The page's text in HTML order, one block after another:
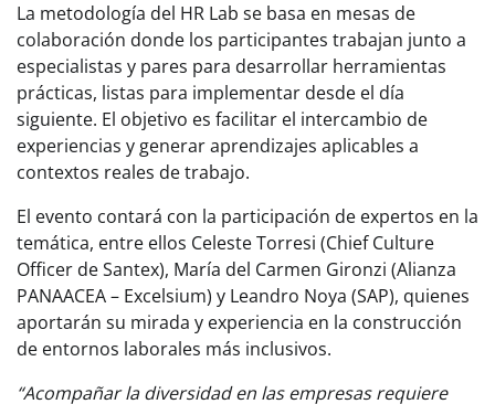
La metodología del HR Lab se basa en mesas de
colaboración donde los participantes trabajan junto a
especialistas y pares para desarrollar herramientas
prácticas, listas para implementar desde el día
siguiente. El objetivo es facilitar el intercambio de
experiencias y generar aprendizajes aplicables a
contextos reales de trabajo.
El evento contará con la participación de expertos en la
temática, entre ellos Celeste Torresi (Chief Culture
Officer de Santex), María del Carmen Gironzi (Alianza
PANAACEA – Excelsium) y Leandro Noya (SAP), quienes
aportarán su mirada y experiencia en la construcción
de entornos laborales más inclusivos.
“Acompañar la diversidad en las empresas requiere